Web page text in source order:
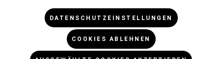
RECHTLICHESDATENSCHUTZEINSTELLUNGEN
COOKIES ABLEHNEN